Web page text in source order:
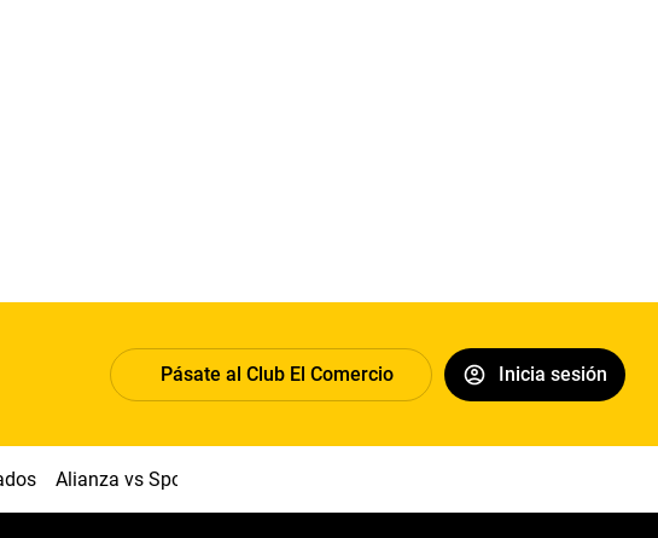
Pásate al Club El Comercio Inicia sesión
Alianza vs Sport Boys